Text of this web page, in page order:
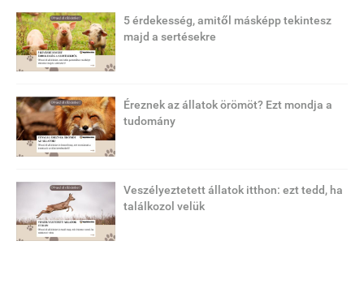
5 érdekesség, amitől másképp tekintesz
majd a sertésekre
Éreznek az állatok örömöt? Ezt mondja a
tudomány
Veszélyeztetett állatok itthon: ezt tedd, ha
találkozol velük